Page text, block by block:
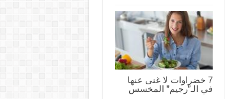
7 خضراوات لا غنى عنها
في الـ”رجيم” المخسس